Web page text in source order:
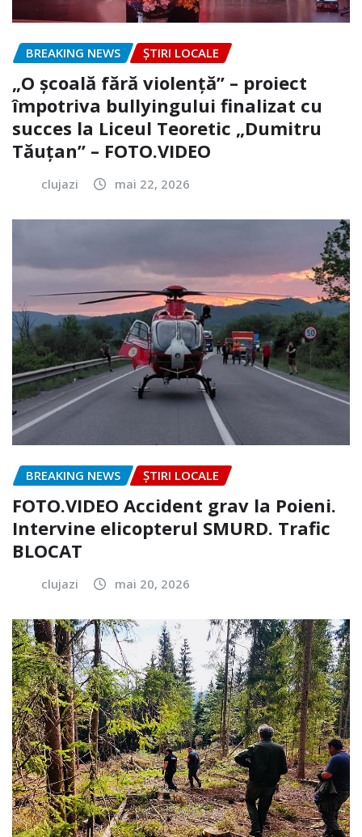
BREAKING NEWS ȘTIRI LOCALE
„O școală fără violență” – proiect
împotriva bullyingului finalizat cu
succes la Liceul Teoretic „Dumitru
Tăuțan” – FOTO.VIDEO
clujazi mai 22, 2026
BREAKING NEWS ȘTIRI LOCALE
FOTO.VIDEO Accident grav la Poieni.
Intervine elicopterul SMURD. Trafic
BLOCAT
clujazi mai 20, 2026